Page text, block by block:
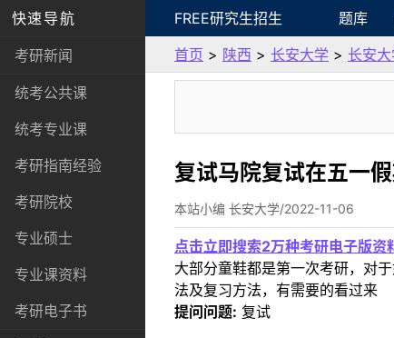
快速导航
考研新闻
统考公共课
统考专业课
考研指南经验
考研院校
专业硕士
专业课资料
考研电子书
FREE研究生招生 题库
首页 > 陕西 > 长安大学 > 长安
复试马院复试在五一
本站小编 长安大学/2022-11-06
点击立即搜索2万种考研电子版资
大部分童鞋都是第一次考研，对
法及复习方法，有需要的看过来
提问问题: 复试